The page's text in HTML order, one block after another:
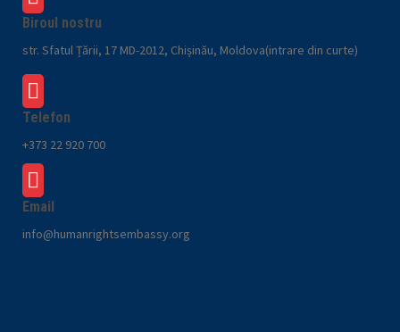
Biroul nostru
str. Sfatul Țării, 17 MD-2012, Chișinău, Moldova(intrare din curte)
Telefon
+373 22 920 700
Email
info@humanrightsembassy.org